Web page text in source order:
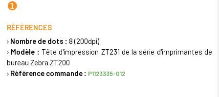
❶
RÉFÉRENCES
Nombre de dots : 8 (200dpi)
Modèle : Tête d'impression ZT231 de la série d'imprimantes de
bureau Zebra ZT200
Référence commande : P1123335-012